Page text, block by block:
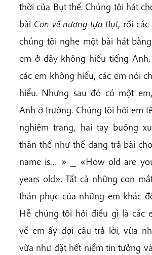
thời của Bụt thế. Chúng tôi hát
bài Con về nương tựa Bụt, rồi
chúng tôi nghe một bài hát
em ở đây không hiểu tiếng
các em không hiểu, các em nói
hiểu. Nhưng sau đó có một
Anh ở trường. Chúng tôi hỏi em
nghiêm trang, hai tay buông
thân thể như thể đang trả bài
name is… » _ «How old are
years old». Tất cả những con
thán phục của những em khác
Hễ chúng tôi hỏi điều gì là các
về em ấy đợi câu trả lời, vừa
vừa như đặt hết niềm tin tưởng